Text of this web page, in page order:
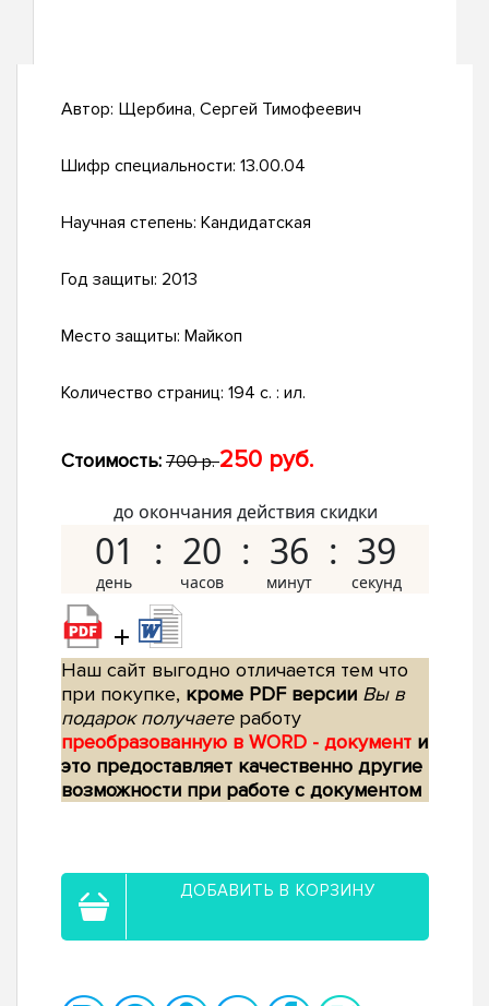
Автор: Щербина, Сергей Тимофеевич
Шифр специальности: 13.00.04
Научная степень: Кандидатская
Год защиты: 2013
Место защиты: Майкоп
Количество страниц: 194 с. : ил.
Стоимость: 700 р.250 руб.
до окончания действия скидки
01 20 36 38
+
Наш сайт выгодно отличается тем что
при покупке, кроме PDF версии Вы в
подарок получаетеработу
преобразованную в WORD - документ и
это предоставляет качественно другие
возможности при работе с документом
ДОБАВИТЬ В КОРЗИНУ